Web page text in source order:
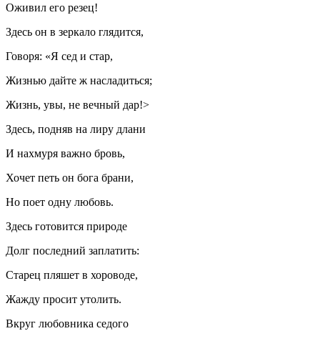
Оживил его резец!
Здесь он в зеркало глядится,
Говоря: «Я сед и стар,
Жизнью дайте ж насладиться;
Жизнь, увы, не вечный дар!>
Здесь, подняв на лиру длани
И нахмуря важно бровь,
Хочет петь он бога брани,
Но поет одну любовь.
Здесь готовится природе
Долг последний заплатить:
Старец пляшет в хороводе,
Жажду просит утолить.
Вкруг любовника седого